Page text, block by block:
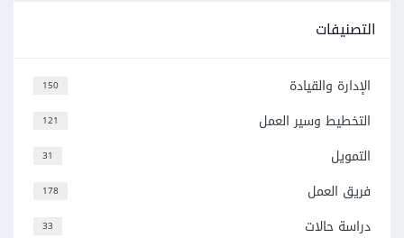
التصنيفات
150 الإدارة والقيادة
121 التخطيط وسير العمل
31 التمويل
178 فريق العمل
33 دراسة حالات